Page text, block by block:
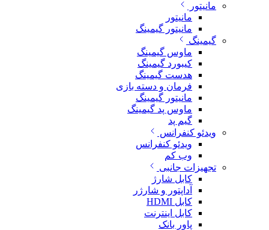
مانیتور
مانیتور
مانیتور گیمینگ
گیمینگ
ماوس گیمینگ
کیبورد گیمینگ
هدست گیمینگ
فرمان و دسته بازی
مانیتور گیمینگ
ماوس پد گیمینگ
گیم پد
ویدئو کنفرانس
ویدئو کنفرانس
وب کم
تجهیزات جانبی
کابل شارژ
آداپتور و شارژر
کابل HDMI
کابل اینترنت
پاور بانک